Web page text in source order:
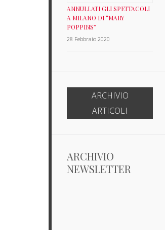
ANNULLATI GLI SPETTACOLI
A MILANO DI “MARY
POPPINS”
28 Febbraio 2020
ARCHIVIO
ARTICOLI
ARCHIVIO
NEWSLETTER
NOVEMBRE